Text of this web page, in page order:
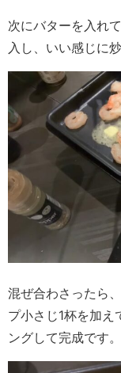
次にバターを入れ
入し、いい感じに
混ぜ合わさったら
プ小さじ1杯を加
ングして完成です。